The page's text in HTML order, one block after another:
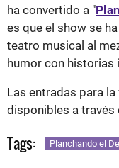
ha convertido a "
es que el show se
teatro musical al
humor con historias
Las entradas para
disponibles a través
Tags: Planchando el